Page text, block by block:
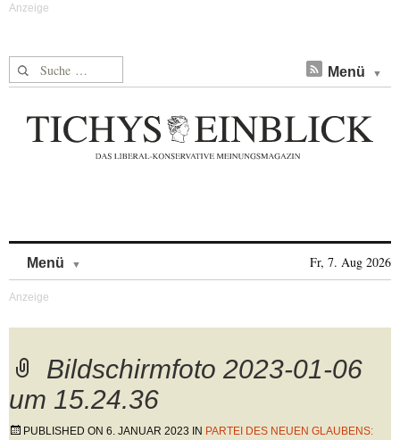
Suche nach: Menü
Menü Fr, 7. Aug 2026
Bildschirmfoto 2023-01-06
um 15.24.36
PUBLISHED ON 6. JANUAR 2023 IN PARTEI DES NEUEN GLAUBENS: